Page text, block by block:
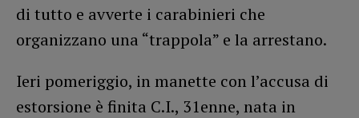
di tutto e avverte i carabinieri che
organizzano una “trappola” e la arrestano.
Ieri pomeriggio, in manette con l’accusa di
estorsione è finita C.I., 31enne, nata in